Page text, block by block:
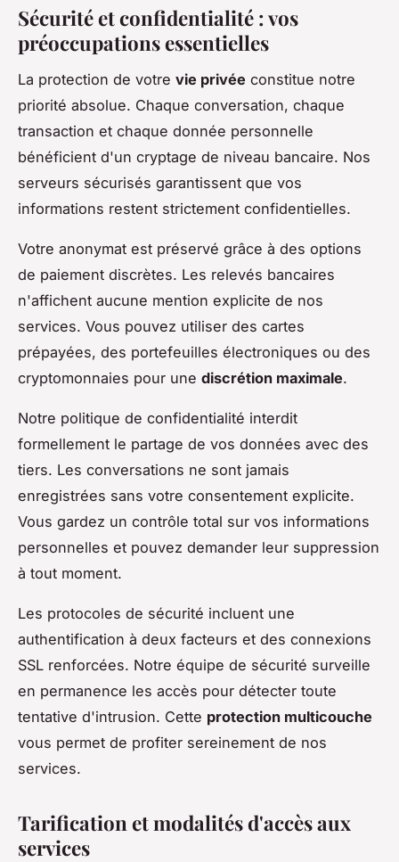
Sécurité et confidentialité : vos
préoccupations essentielles
La protection de votre vie privée constitue notre
priorité absolue. Chaque conversation, chaque
transaction et chaque donnée personnelle
bénéficient d'un cryptage de niveau bancaire. Nos
serveurs sécurisés garantissent que vos
informations restent strictement confidentielles.
Votre anonymat est préservé grâce à des options
de paiement discrètes. Les relevés bancaires
n'affichent aucune mention explicite de nos
services. Vous pouvez utiliser des cartes
prépayées, des portefeuilles électroniques ou des
cryptomonnaies pour une discrétion maximale.
Notre politique de confidentialité interdit
formellement le partage de vos données avec des
tiers. Les conversations ne sont jamais
enregistrées sans votre consentement explicite.
Vous gardez un contrôle total sur vos informations
personnelles et pouvez demander leur suppression
à tout moment.
Les protocoles de sécurité incluent une
authentification à deux facteurs et des connexions
SSL renforcées. Notre équipe de sécurité surveille
en permanence les accès pour détecter toute
tentative d'intrusion. Cette protection multicouche
vous permet de profiter sereinement de nos
services.
Tarification et modalités d'accès aux
services